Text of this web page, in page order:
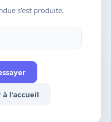
s'est produite.
à l'accueil